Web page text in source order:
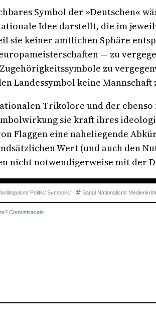
Symbol der »Deutschen«
Idee darstellt, die im
sie keiner amtlichen Sphäre
— zu
zu
Landessymbol keine
Trikolore und der
sie kraft ihres
Flaggen eine naheliegende
Wert (und auch den
nicht notwendigerweise mit der
Politik/ Symbolik/ · Banal Nationalism/
Comunicacelo.